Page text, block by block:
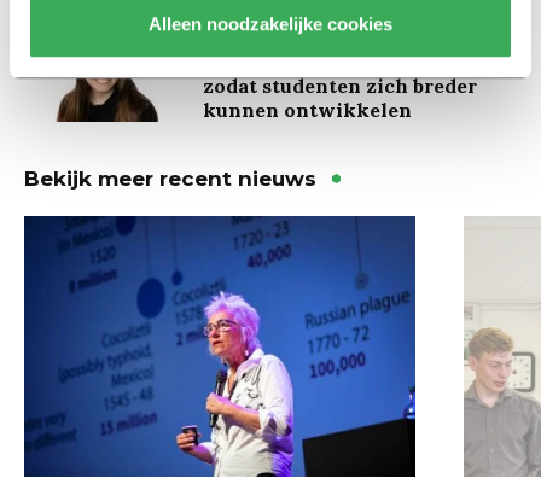
Alleen noodzakelijke cookies
Column
Maak het onderwijs flexibel,
zodat studenten zich breder
kunnen ontwikkelen
Bekijk meer recent nieuws